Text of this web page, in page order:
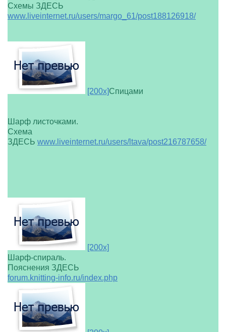
Схемы ЗДЕСЬ
www.liveinternet.ru/users/margo_61/post188126918/
[200x]Спицами
Шарф листочками.
Схема
ЗДЕСЬ www.liveinternet.ru/users/ltava/post216787658/
[200x]
Шарф-спираль.
Пояснения ЗДЕСЬ
forum.knitting-info.ru/index.php